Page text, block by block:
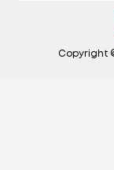
Copyright